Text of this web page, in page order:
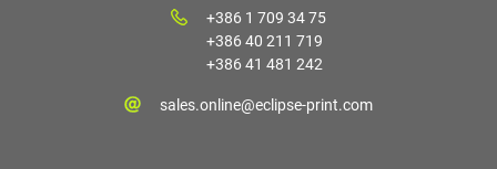
+386 1 709 34 75
+386 40 211 719
+386 41 481 242
sales.online@eclipse-print.com